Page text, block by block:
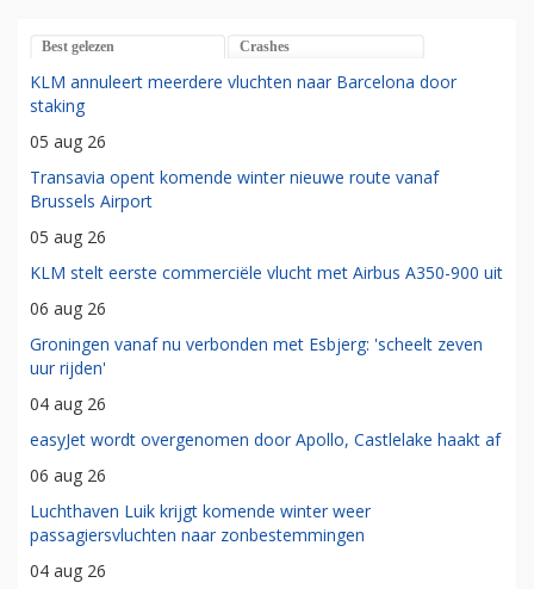
Best gelezen Crashes
KLM annuleert meerdere vluchten naar Barcelona door
staking
05 aug 26
Transavia opent komende winter nieuwe route vanaf
Brussels Airport
05 aug 26
KLM stelt eerste commerciële vlucht met Airbus A350-900 uit
06 aug 26
Groningen vanaf nu verbonden met Esbjerg: 'scheelt zeven
uur rijden'
04 aug 26
easyJet wordt overgenomen door Apollo, Castlelake haakt af
06 aug 26
Luchthaven Luik krijgt komende winter weer
passagiersvluchten naar zonbestemmingen
04 aug 26